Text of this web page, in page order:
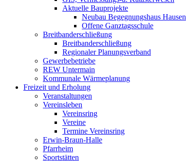
Aktuelle Bauprojekte
Neubau Begegnungshaus Hausen
Offene Ganztagsschule
Breitbanderschließung
Breitbanderschließung
Regionaler Planungsverband
Gewerbebetriebe
REW Untermain
Kommunale Wärmeplanung
Freizeit und Erholung
Veranstaltungen
Vereinsleben
Vereinsring
Vereine
Termine Vereinsring
Erwin-Braun-Halle
Pfarrheim
Sportstätten